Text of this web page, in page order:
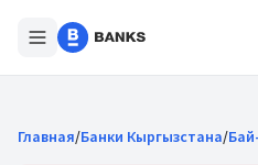
Главная/Банки Кыргызстана/